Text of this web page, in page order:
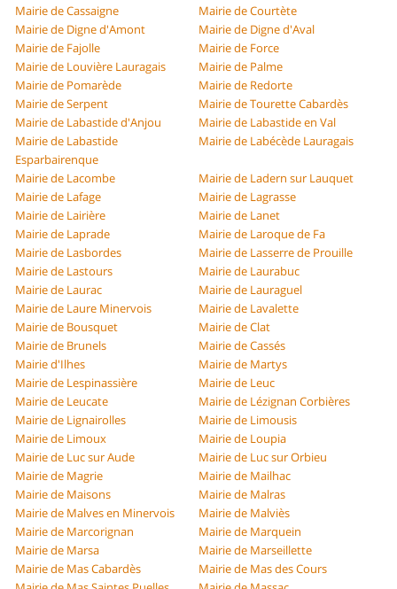
Mairie de Cassaigne
Mairie de Courtète
Mairie de Digne d'Amont
Mairie de Digne d'Aval
Mairie de Fajolle
Mairie de Force
Mairie de Louvière Lauragais
Mairie de Palme
Mairie de Pomarède
Mairie de Redorte
Mairie de Serpent
Mairie de Tourette Cabardès
Mairie de Labastide d'Anjou
Mairie de Labastide en Val
Mairie de Labastide
Esparbairenque
Mairie de Labécède Lauragais
Mairie de Lacombe
Mairie de Ladern sur Lauquet
Mairie de Lafage
Mairie de Lagrasse
Mairie de Lairière
Mairie de Lanet
Mairie de Laprade
Mairie de Laroque de Fa
Mairie de Lasbordes
Mairie de Lasserre de Prouille
Mairie de Lastours
Mairie de Laurabuc
Mairie de Laurac
Mairie de Lauraguel
Mairie de Laure Minervois
Mairie de Lavalette
Mairie de Bousquet
Mairie de Clat
Mairie de Brunels
Mairie de Cassés
Mairie d'Ilhes
Mairie de Martys
Mairie de Lespinassière
Mairie de Leuc
Mairie de Leucate
Mairie de Lézignan Corbières
Mairie de Lignairolles
Mairie de Limousis
Mairie de Limoux
Mairie de Loupia
Mairie de Luc sur Aude
Mairie de Luc sur Orbieu
Mairie de Magrie
Mairie de Mailhac
Mairie de Maisons
Mairie de Malras
Mairie de Malves en Minervois
Mairie de Malviès
Mairie de Marcorignan
Mairie de Marquein
Mairie de Marsa
Mairie de Marseillette
Mairie de Mas Cabardès
Mairie de Mas des Cours